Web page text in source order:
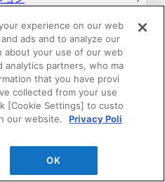
experience on our web
ads and to analyze our
about your use of our web
analytics partners, who ma
that you have provi
collected from your use
[Cookie Settings] to custo
our website.
Privacy Poli
OK